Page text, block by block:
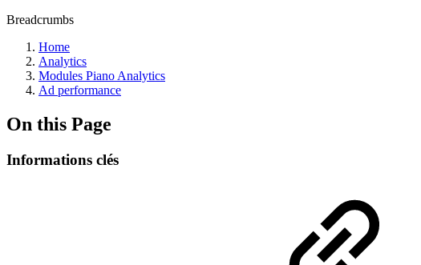
Breadcrumbs
Home
Analytics
Modules Piano Analytics
Ad performance
On this Page
Informations clés